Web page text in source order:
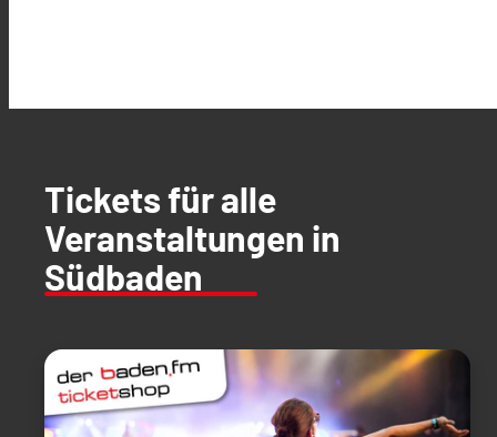
Tickets für alle
Veranstaltungen in
Südbaden